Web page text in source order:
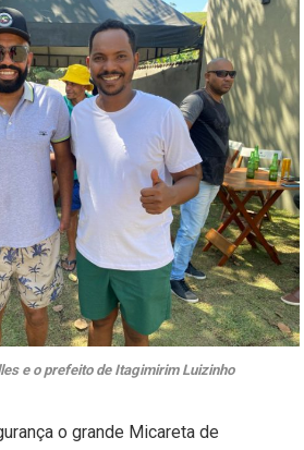
e o prefeito de Itagimirim Luizinho
o grande Micareta de